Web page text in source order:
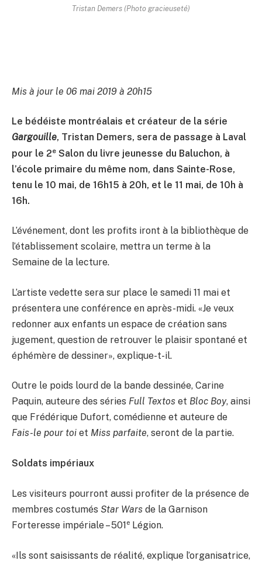
Tristan Demers (Photo gracieuseté)
Mis à jour le 06 mai 2019 à 20h15
Le bédéiste montréalais et créateur de la série
Gargouille, Tristan Demers, sera de passage à Laval
pour le 2e Salon du livre jeunesse du Baluchon, à
l’école primaire du même nom, dans Sainte-Rose,
tenu le 10 mai, de 16h15 à 20h, et le 11 mai, de 10h à
16h.
L’événement, dont les profits iront à la bibliothèque de
l’établissement scolaire, mettra un terme à la
Semaine de la lecture.
L’artiste vedette sera sur place le samedi 11 mai et
présentera une conférence en après-midi. «Je veux
redonner aux enfants un espace de création sans
jugement, question de retrouver le plaisir spontané et
éphémère de dessiner», explique-t-il.
Outre le poids lourd de la bande dessinée, Carine
Paquin, auteure des séries Full Textos et Bloc Boy, ainsi
que Frédérique Dufort, comédienne et auteure de
Fais-le pour toi et Miss parfaite, seront de la partie.
Soldats impériaux
Les visiteurs pourront aussi profiter de la présence de
membres costumés Star Wars de la Garnison
Forteresse impériale – 501e Légion.
«Ils sont saisissants de réalité, explique l’organisatrice,